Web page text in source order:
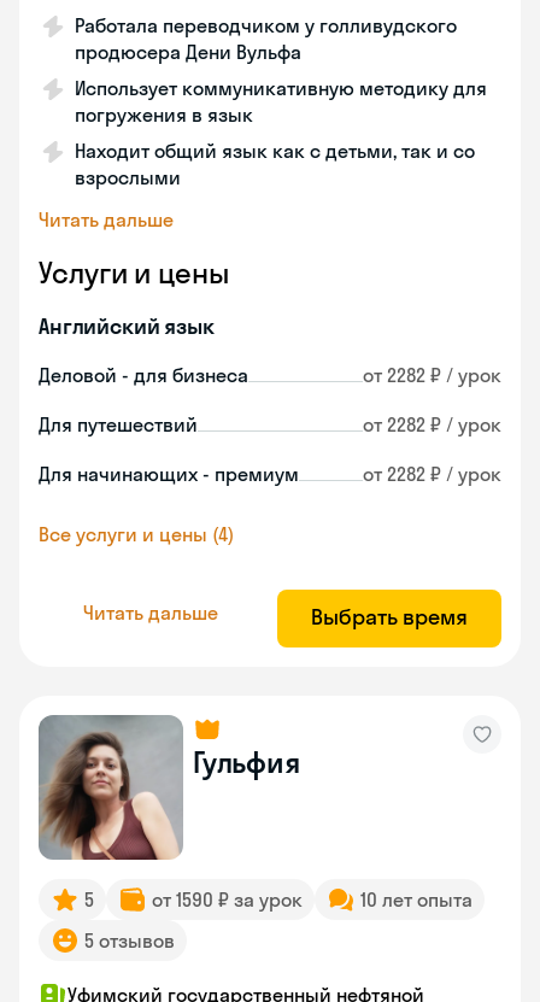
Работала переводчиком у голливудского
продюсера Дени Вульфа
Использует коммуникативную методику для
погружения в язык
Находит общий язык как с детьми, так и со
взрослыми
Читать дальше
Услуги и цены
Английский язык
Деловой - для бизнеса от 2282 ₽ / урок
Для путешествий от 2282 ₽ / урок
Для начинающих - премиум от 2282 ₽ / урок
Все услуги и цены (4)
Читать дальше Выбрать время
Гульфия
5 от 1590 ₽ за урок
10 лет опыта
5 отзывов
Уфимский государственный нефтяной